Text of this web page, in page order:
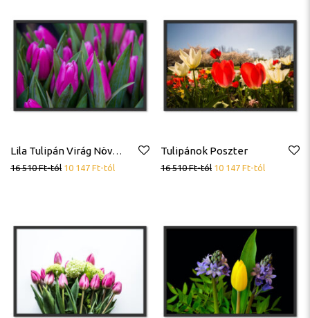
Lila Tulipán Virág Növény Poszter
16 510Ft-tól 10 147 Ft-tól
Tulipánok Poszter
16 510Ft-tól 10 147 Ft-tól